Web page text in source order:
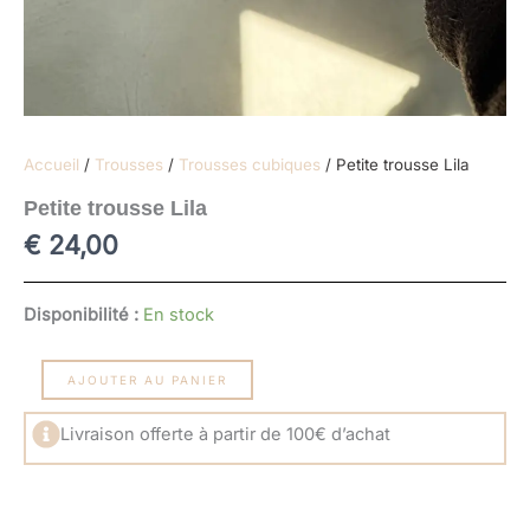
Accueil / Trousses / Trousses cubiques / Petite trousse Lila
Petite trousse Lila
€ 24,00
Disponibilité : En stock
quantité
Petite
trousse
Lila
AJOUTER AU PANIER
Livraison offerte à partir de 100€ d’achat